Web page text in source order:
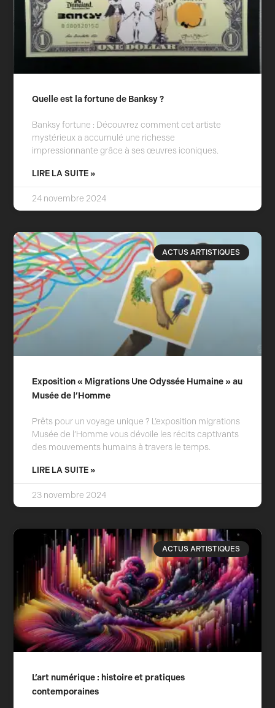
Quelle est la fortune de Banksy ?
Banksy fortune : Découvrez comment cet artiste
mystérieux a accumulé une richesse
impressionnante grâce à ses œuvres iconiques.
LIRE LA SUITE »
24 novembre 2024
ACTUS ARTISTIQUES
Exposition « Migrations Une Odyssée Humaine » au
Musée de l’Homme
Prêts pour un voyage unique ? L’exposition migrations
Musée de l’Homme vous dévoile les récits captivants
des mouvements humains à travers le temps.
LIRE LA SUITE »
23 novembre 2024
ACTUS ARTISTIQUES
L’art numérique : histoire et pratiques
contemporaines